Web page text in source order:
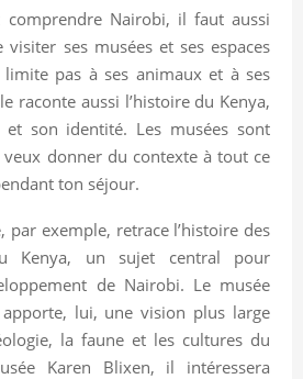
Nairobi, il faut aussi
ses musées et ses espaces
pas à ses animaux et à ses
raconte aussi l’histoire du Kenya,
et son identité. Les musées sont
donner du contexte à tout ce
ton séjour.
par exemple, retrace l’histoire des
Kenya, un sujet central pour
de Nairobi. Le musée
lui, une vision plus large
la faune et les cultures du
Karen Blixen, il intéressera